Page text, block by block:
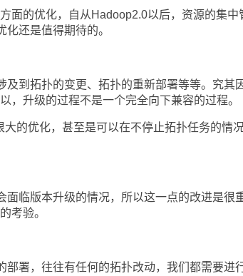
的优化，自从Hadoop2.0以后，资源的集中
还是值得期待的。
到拓扑的变更、拓扑的重新部署等等。究其
，升级的过程不是一个完全向下兼容的过程。
的优化，甚至是可以在不停止拓扑任务的情
临版本升级的情况，所以这一点的改进是很
考验。
署，往往有任何的拓扑改动，我们都需要进